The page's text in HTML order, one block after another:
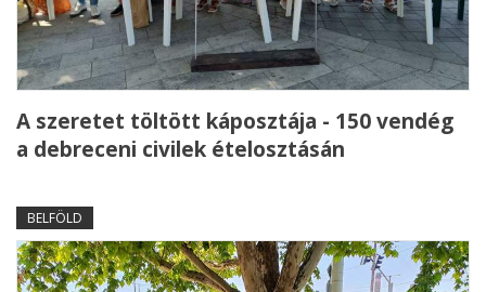
A szeretet töltött káposztája - 150 vendég
a debreceni civilek ételosztásán
BELFÖLD